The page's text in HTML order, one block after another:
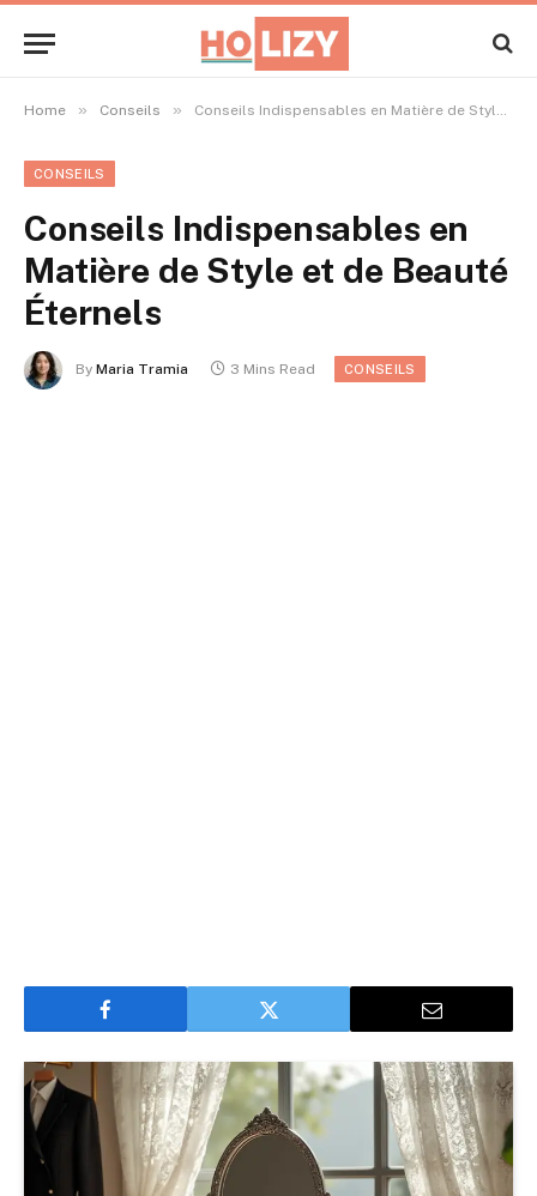
Home » Conseils » Conseils Indispensables en Matière de Style et de Beauté Éternels
CONSEILS
Conseils Indispensables en
Matière de Style et de Beauté
Éternels
By Maria Tramia 3 Mins Read CONSEILS